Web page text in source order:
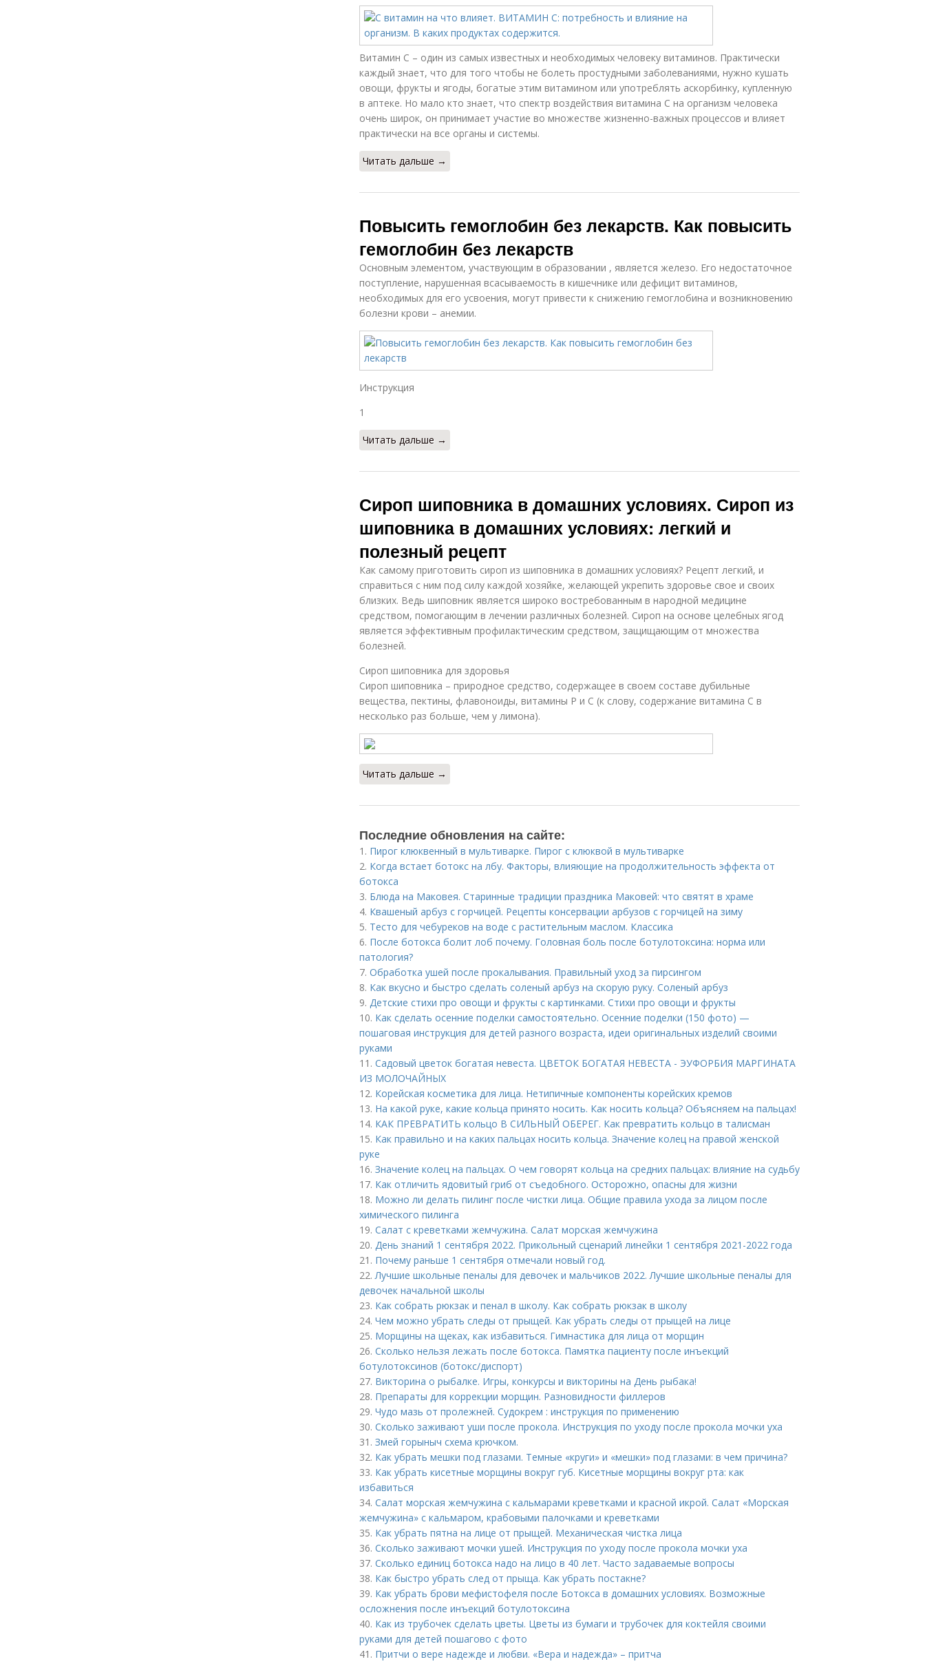
Витамин С – один из самых известных и необходимых человеку витаминов. Практически
каждый знает, что для того чтобы не болеть простудными заболеваниями, нужно кушать
овощи, фрукты и ягоды, богатые этим витамином или употреблять аскорбинку, купленную
в аптеке. Но мало кто знает, что спектр воздействия витамина С на организм человека
очень широк, он принимает участие во множестве жизненно-важных процессов и влияет
практически на все органы и системы.
Читать дальше →
Повысить гемоглобин без лекарств. Как повысить
гемоглобин без лекарств
Основным элементом, участвующим в образовании , является железо. Его недостаточное
поступление, нарушенная всасываемость в кишечнике или дефицит витаминов,
необходимых для его усвоения, могут привести к снижению гемоглобина и возникновению
болезни крови – анемии.
Инструкция
1
Читать дальше →
Сироп шиповника в домашних условиях. Сироп из
шиповника в домашних условиях: легкий и
полезный рецепт
Как самому приготовить сироп из шиповника в домашних условиях? Рецепт легкий, и
справиться с ним под силу каждой хозяйке, желающей укрепить здоровье свое и своих
близких. Ведь шиповник является широко востребованным в народной медицине
средством, помогающим в лечении различных болезней. Сироп на основе целебных ягод
является эффективным профилактическим средством, защищающим от множества
болезней.
Сироп шиповника для здоровья
Сироп шиповника – природное средство, содержащее в своем составе дубильные
вещества, пектины, флавоноиды, витамины Р и С (к слову, содержание витамина С в
несколько раз больше, чем у лимона).
Читать дальше →
Последние обновления на сайте:
1. Пирог клюквенный в мультиварке. Пирог с клюквой в мультиварке
2. Когда встает ботокс на лбу. Факторы, влияющие на продолжительность эффекта от
ботокса
3. Блюда на Маковея. Старинные традиции праздника Маковей: что святят в храме
4. Квашеный арбуз с горчицей. Рецепты консервации арбузов с горчицей на зиму
5. Тесто для чебуреков на воде с растительным маслом. Классика
6. После ботокса болит лоб почему. Головная боль после ботулотоксина: норма или
патология?
7. Обработка ушей после прокалывания. Правильный уход за пирсингом
8. Как вкусно и быстро сделать соленый арбуз на скорую руку. Соленый арбуз
9. Детские стихи про овощи и фрукты с картинками. Стихи про овощи и фрукты
10. Как сделать осенние поделки самостоятельно. Осенние поделки (150 фото) —
пошаговая инструкция для детей разного возраста, идеи оригинальных изделий своими
руками
11. Садовый цветок богатая невеста. ЦВЕТОК БОГАТАЯ НЕВЕСТА - ЭУФОРБИЯ МАРГИНАТА
ИЗ МОЛОЧАЙНЫХ
12. Корейская косметика для лица. Нетипичные компоненты корейских кремов
13. На какой руке, какие кольца принято носить. Как носить кольца? Объясняем на пальцах!
14. КАК ПРЕВРАТИТЬ кольцо В СИЛЬНЫЙ ОБЕРЕГ. Как превратить кольцо в талисман
15. Как правильно и на каких пальцах носить кольца. Значение колец на правой женской
руке
16. Значение колец на пальцах. О чем говорят кольца на средних пальцах: влияние на судьбу
17. Как отличить ядовитый гриб от съедобного. Осторожно, опасны для жизни
18. Можно ли делать пилинг после чистки лица. Общие правила ухода за лицом после
химического пилинга
19. Салат с креветками жемчужина. Салат морская жемчужина
20. День знаний 1 сентября 2022. Прикольный сценарий линейки 1 сентября 2021-2022 года
21. Почему раньше 1 сентября отмечали новый год.
22.Лучшие школьные пеналы для девочек и мальчиков 2022. Лучшие школьные пеналы для
девочек начальной школы
23. Как собрать рюкзак и пенал в школу. Как собрать рюкзак в школу
24. Чем можно убрать следы от прыщей. Как убрать следы от прыщей на лице
25. Морщины на щеках, как избавиться. Гимнастика для лица от морщин
26. Сколько нельзя лежать после ботокса. Памятка пациенту после инъекций
ботулотоксинов (ботокс/диспорт)
27. Викторина о рыбалке. Игры, конкурсы и викторины на День рыбака!
28. Препараты для коррекции морщин. Разновидности филлеров
29. Чудо мазь от пролежней. Судокрем : инструкция по применению
30. Сколько заживают уши после прокола. Инструкция по уходу после прокола мочки уха
31. Змей горыныч схема крючком.
32. Как убрать мешки под глазами. Темные «круги» и «мешки» под глазами: в чем причина?
33. Как убрать кисетные морщины вокруг губ. Кисетные морщины вокруг рта: как
избавиться
34. Салат морская жемчужина с кальмарами креветками и красной икрой. Салат «Морская
жемчужина» с кальмаром, крабовыми палочками и креветками
35. Как убрать пятна на лице от прыщей. Механическая чистка лица
36. Сколько заживают мочки ушей. Инструкция по уходу после прокола мочки уха
37. Сколько единиц ботокса надо на лицо в 40 лет. Часто задаваемые вопросы
38. Как быстро убрать след от прыща. Как убрать постакне?
39. Как убрать брови мефистофеля после Ботокса в домашних условиях. Возможные
осложнения после инъекций ботулотоксина
40. Как из трубочек сделать цветы. Цветы из бумаги и трубочек для коктейля своими
руками для детей пошагово с фото
41. Притчи о вере надежде и любви. «Вера и надежда» – притча